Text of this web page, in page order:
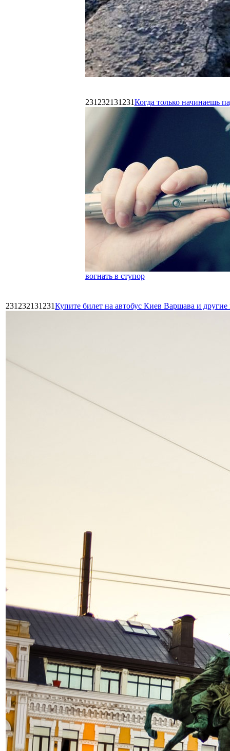
231232131231Когда только начинаешь
вогнать в ступор
231232131231Купите билет на автобус Киев Варшава и